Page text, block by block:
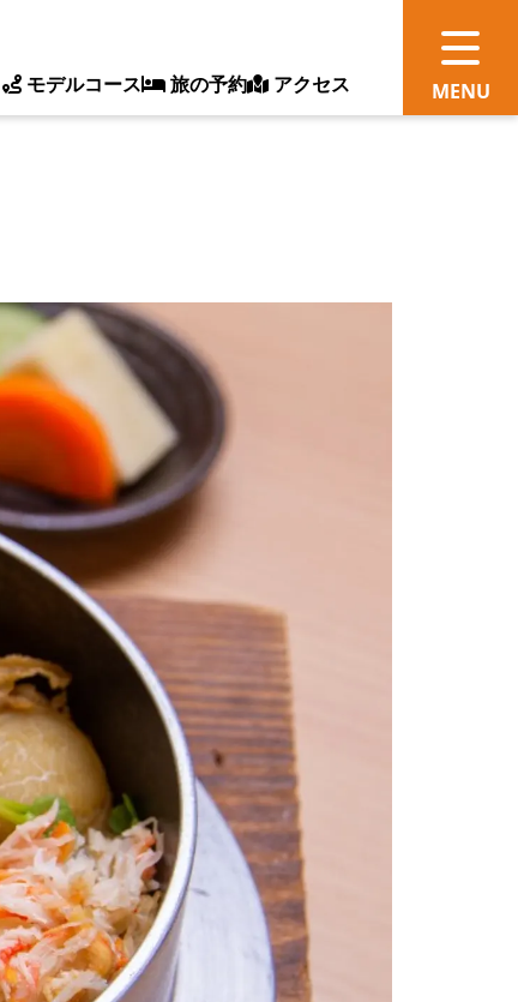
モデルコース 旅の予約 アクセス